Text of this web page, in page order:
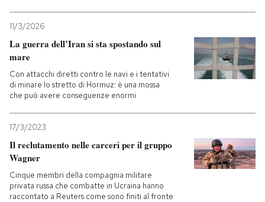
11/3/2026
La guerra dell’Iran si sta spostando sul
mare
Con attacchi diretti contro le navi e i tentativi
di minare lo stretto di Hormuz: è una mossa
che può avere conseguenze enormi
17/3/2023
Il reclutamento nelle carceri per il gruppo
Wagner
Cinque membri della compagnia militare
privata russa che combatte in Ucraina hanno
raccontato a Reuters come sono finiti al fronte